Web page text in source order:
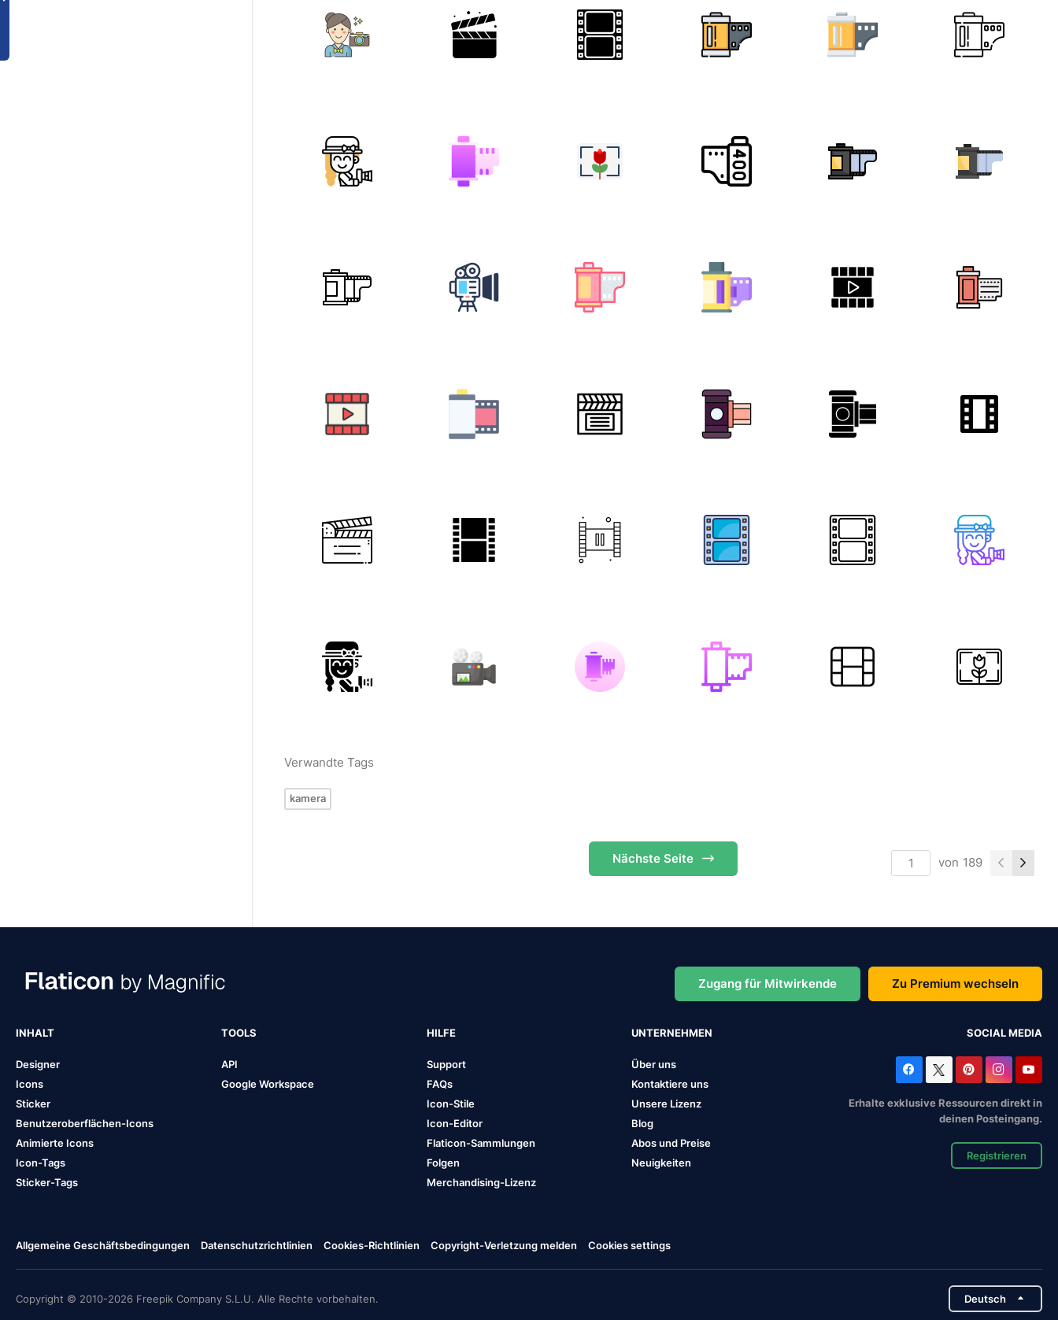
Verwandte Tags
kamera
Nächste Seite von 189
Zugang für Mitwirkende Zu Premium wechseln
INHALT
Designer
Icons
Sticker
Benutzeroberflächen-Icons
Animierte Icons
Icon-Tags
Sticker-Tags
TOOLS
API
Google Workspace
HILFE
Support
FAQs
Icon-Stile
Icon-Editor
Flaticon-Sammlungen
Folgen
Merchandising-Lizenz
UNTERNEHMEN
Über uns
Kontaktiere uns
Unsere Lizenz
Blog
Abos und Preise
Neuigkeiten
SOCIAL MEDIA
Erhalte exklusive Ressourcen direkt in
deinen Posteingang.
Registrieren
Allgemeine Geschäftsbedingungen Datenschutzrichtlinien Cookies-Richtlinien Copyright-Verletzung melden Cookies settings
Copyright © 2010-2026 Freepik Company S.L.U. Alle Rechte vorbehalten. Deutsch